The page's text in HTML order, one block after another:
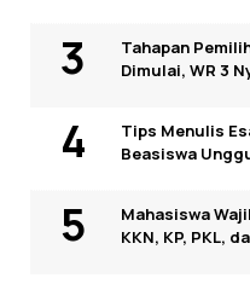
Tahapan
Dimulai, WR 3
Tips Menulis
Beasiswa
Mahasiswa
KKN, KP, PKL,